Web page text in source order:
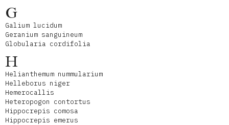
G
Galium lucidum
Geranium sanguineum
Globularia cordifolia
H
Helianthemum nummularium
Helleborus niger
Hemerocallis
Heteropogon contortus
Hippocrepis comosa
Hippocrepis emerus